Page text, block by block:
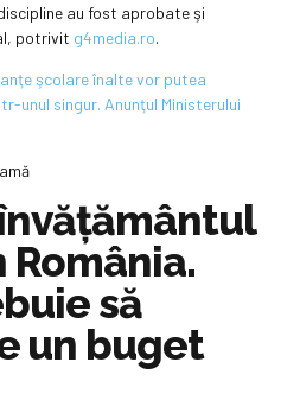
au fost aprobate şi
potrivit g4media.ro.
şcolare înalte vor putea
unul singur. Anunţul Ministerului
să
un buget